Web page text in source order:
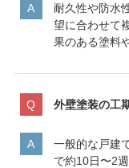
耐久性や防水
望に合わせて
果のある塗料
外壁塗装の工
一般的な戸建
で約10日〜2